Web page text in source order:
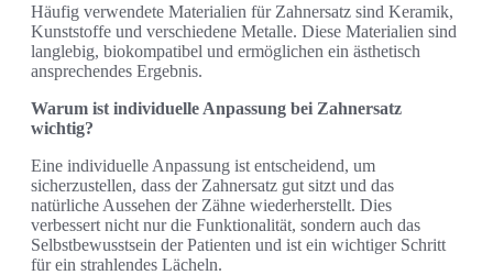
Häufig verwendete Materialien für Zahnersatz sind Keramik,
Kunststoffe und verschiedene Metalle. Diese Materialien sind
langlebig, biokompatibel und ermöglichen ein ästhetisch
ansprechendes Ergebnis.
Warum ist individuelle Anpassung bei Zahnersatz
wichtig?
Eine individuelle Anpassung ist entscheidend, um
sicherzustellen, dass der Zahnersatz gut sitzt und das
natürliche Aussehen der Zähne wiederherstellt. Dies
verbessert nicht nur die Funktionalität, sondern auch das
Selbstbewusstsein der Patienten und ist ein wichtiger Schritt
für ein strahlendes Lächeln.